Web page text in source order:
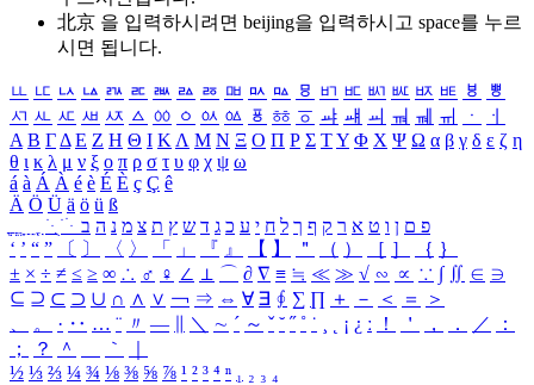
北京 을 입력하시려면 beijing을 입력하시고 space를 누르
시면 됩니다.
ㅥ ㅦ ㅧ ㅨ ㅩ ㅪ ㅫ ㅬ ㅭ ㅮ ㅯ ㅰ ㅱ ㅲ ㅳ ㅴ ㅵ ㅶ ㅷ ㅸ
ㅹ
ㅺ ㅻ ㅼ ㅽ ㅾ ㅿ ㆀ ㆁ ㆂ ㆃ ㆄ ㆅ ㆆ ㆇ ㆈ ㆉ ㆊ ㆋ ㆌ ㆍ
ㆎ
Α Β ΓΔ Ε Ζ Η Θ Ι ΚΛ Μ Ν Ξ Ο Π Ρ Σ ΤΥ Φ Χ Ψ Ω α β γ δ ε ζ η
θ ι κ λ μ ν ξ ο π ρ σ τ υ φ χ ψ ω
á à Á À é è É È ç Ç ê
Ä Ö Ü ä ö ü ß
ִֶֹ ֻּ ׁׂ פ ם ן ו ט א ר ק ף ך ל ח י ע כ ג ד ש ץ ת צ מ נ ה ב
‘ ’ “ ” 〔 〕 〈 〉 「 」 『 』 【 】 ＂ （ ） ［ ］ ｛ ｝
± × ÷ ≠ ≤ ≥ ∞ ∴ ♂ ♀ ∠ ⊥ ⌒ ∂ ∇ ≡ ≒ ≪ ≫ √ ∽ ∝ ∵ ∫ ∬ ∈ ∋
⊆ ⊇ ⊂ ⊃ ∪ ∩ ∧ ∨ ￢ ⇒ ⇔ ∀ ∃ ∮ ∑ ∏ ＋ － ＜ ＝
＞
、
。 · ‥ … ¨ 〃 ― ＼ ∼ ´ ～ ˇ ˘ ˝ ˚ ˙ ¸ ¡ ¿ ː ！ ＇ ， ． ／
：
；
？ ＾ ｀
½ ⅓ ⅔ ¼ ¾ ⅛ ⅜ ⅝ ⅞ ¹ ² ³ ⁴ ⁿ ₁ ₂ ₃ ₄